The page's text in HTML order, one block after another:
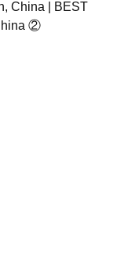
China | BEST
②